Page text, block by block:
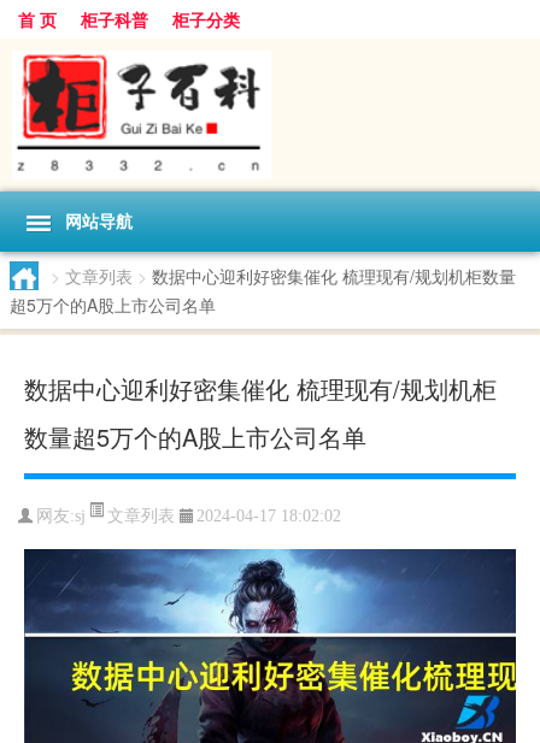
首 页 柜子科普 柜子分类
网站导航
> 文章列表 > 数据中心迎利好密集催化 梳理现有/规划机柜数量
超5万个的A股上市公司名单
数据中心迎利好密集催化 梳理现有/规划机柜
数量超5万个的A股上市公司名单
网友:sj 文章列表 2024-04-17 18:02:02